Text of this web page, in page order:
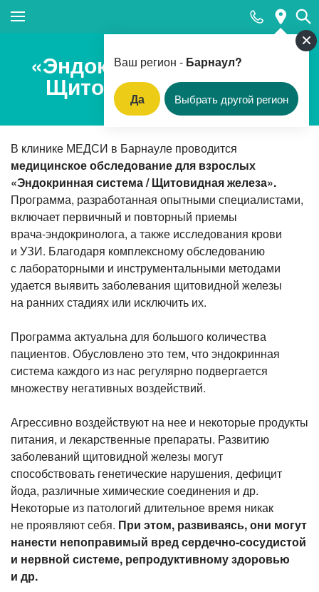
Ваш регион - Барнаул?
Да Выбрать другой регион
Популярные запросы
Анализ ПСА (простатический специфический
антиген)
Приём врача-дерматовенеролога
Лабораторная диагностика
Прием невролога
Прием стоматолога
Колоноскопия под наркозом
Удаление доброкачественных новообразований
на коже
«Эндокринная система /
Щитовидная железа»
В клинике МЕДСИ в Барнауле проводится
медицинское обследование для взрослых
«Эндокринная система / Щитовидная железа».
Программа, разработанная опытными специалистами,
включает первичный и повторный приемы
врача-эндокринолога, а также исследования крови
и УЗИ. Благодаря комплексному обследованию
с лабораторными и инструментальными методами
удается выявить заболевания щитовидной железы
на ранних стадиях или исключить их.
Программа актуальна для большого количества
пациентов. Обусловлено это тем, что эндокринная
система каждого из нас регулярно подвергается
множеству негативных воздействий.
Агрессивно воздействуют на нее и некоторые продукты
питания, и лекарственные препараты. Развитию
заболеваний щитовидной железы могут
способствовать генетические нарушения, дефицит
йода, различные химические соединения и др.
Некоторые из патологий длительное время никак
не проявляют себя. При этом, развиваясь, они могут
нанести непоправимый вредсердечно-сосудистой
и нервной системе, репродуктивному здоровью
и др.